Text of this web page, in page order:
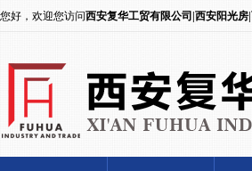
您好，欢迎您访问西安复华工贸有限公司|西安阳光